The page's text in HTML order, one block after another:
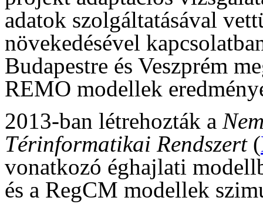
adatok szolgáltatásával
növekedésével
Budapestre és Veszprém
REMO modellek
2013-ban létrehozták a
Térinformatikai Rendszert(
vonatkozó éghajlati
és a RegCM modellek